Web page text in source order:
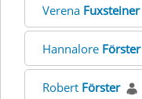
Verena Fuxsteiner
Hannalore Förster
Robert Förster